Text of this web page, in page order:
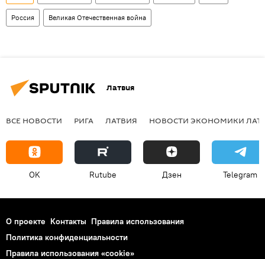
Россия Великая Отечественная война
Латвия
ВСЕ НОВОСТИ РИГА ЛАТВИЯ НОВОСТИ ЭКОНОМИКИ
OK Rutube Дзен Telegram
О проекте Контакты Правила использования
Политика конфиденциальности
Правила использования «cookie»